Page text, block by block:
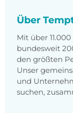
Über
Mit über
bundesweit
den größten
Unser
und
suchen,